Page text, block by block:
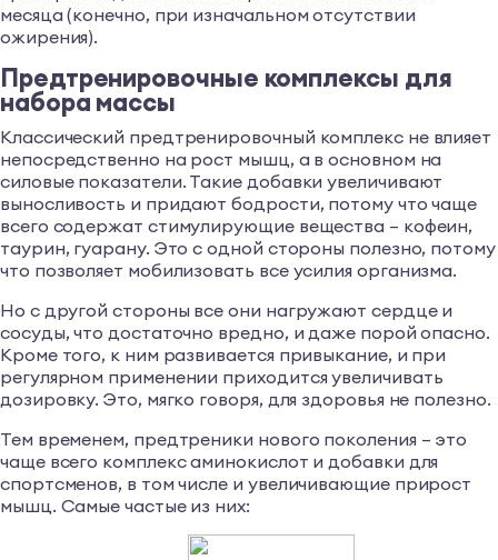
месяца (конечно, при изначальном отсутствии
ожирения).
Предтренировочные комплексы для
набора массы
Классический предтренировочный комплекс не влияет
непосредственно на рост мышц, а в основном на
силовые показатели. Такие добавки увеличивают
выносливость и придают бодрости, потому что чаще
всего содержат стимулирующие вещества – кофеин,
таурин, гуарану. Это с одной стороны полезно, потому
что позволяет мобилизовать все усилия организма.
Но с другой стороны все они нагружают сердце и
сосуды, что достаточно вредно, и даже порой опасно.
Кроме того, к ним развивается привыкание, и при
регулярном применении приходится увеличивать
дозировку. Это, мягко говоря, для здоровья не полезно.
Тем временем, предтреники нового поколения – это
чаще всего комплекс аминокислот и добавки для
спортсменов, в том числе и увеличивающие прирост
мышц. Самые частые из них: